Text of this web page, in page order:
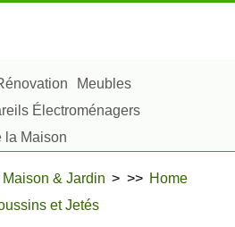
Meubles
Électroménagers
la Maison
Extérieure
Maison & Jardin > >> Home
et Jetés